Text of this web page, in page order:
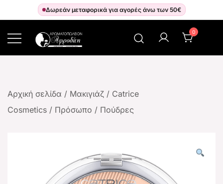
Δωρεάν μεταφορικά για αγορές άνω των 50€
0
Αρχική σελίδα / Μακιγιάζ / Catrice
Cosmetics / Πρόσωπο / Πούδρες